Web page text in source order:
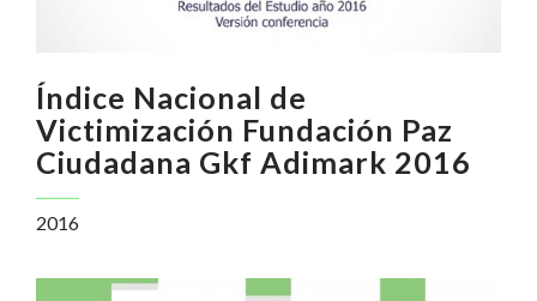
Índice Nacional de
Victimización Fundación Paz
Ciudadana Gkf Adimark 2016
2016